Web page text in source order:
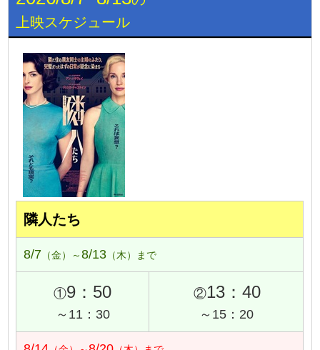
上映スケジュール
隣人たち
8/7 （金）～8/13 （木）まで
①9：50
～11：30
②13：40
～15：20